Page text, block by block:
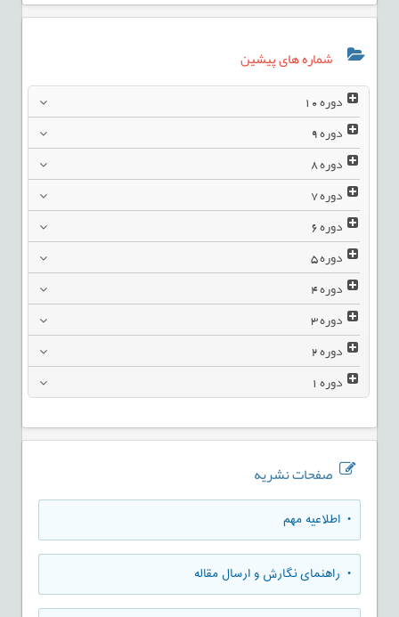
شماره های پیشین
دوره10
دوره9
دوره8
دوره7
دوره6
دوره5
دوره4
دوره3
دوره2
دوره1
صفحات نشریه
• اطلاعیه مهم
• راهنمای نگارش و ارسال مقاله